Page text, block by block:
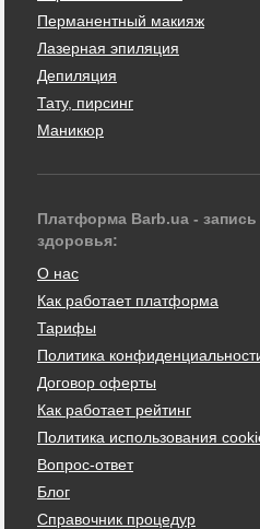
Перманентный макияж
Лазерная эпиляция
Депиляция
Тату, пирсинг
Маникюр
Платформа Barb.ua - запись
здоровья:
О нас
Как работает платформа
Тарифы
Политика
Договор оферты
Как работает рейтинг
Политика использования
Вопрос-ответ
Блог
Справочник процедур